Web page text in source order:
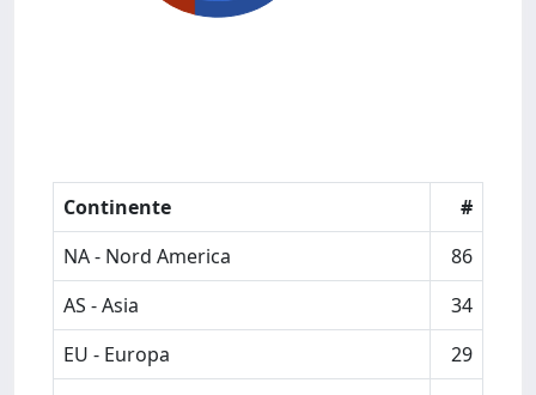
Continente
#
NA - Nord America
86
AS - Asia
34
EU - Europa
29